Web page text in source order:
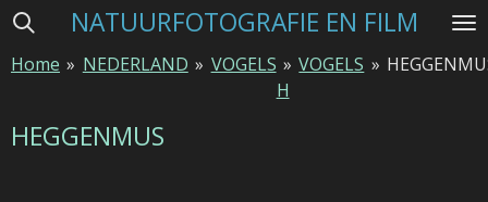
Ga
naar
hoofdinhoud
NATUURFOTOGRAFIE EN FILM
Home » NEDERLAND » VOGELS » VOGELS
H
»
HEGGENMUS